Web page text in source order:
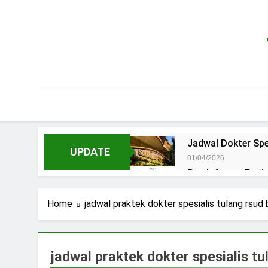
UPDATE
Jadwal Dokter
01/04/2026
Pendaftaran
Jadwal Praktek
Jadwal Dokter
Pendaftaran
Home jadwal praktek dokter spesialis tulang rsud
jadwal praktek dokter spesialis